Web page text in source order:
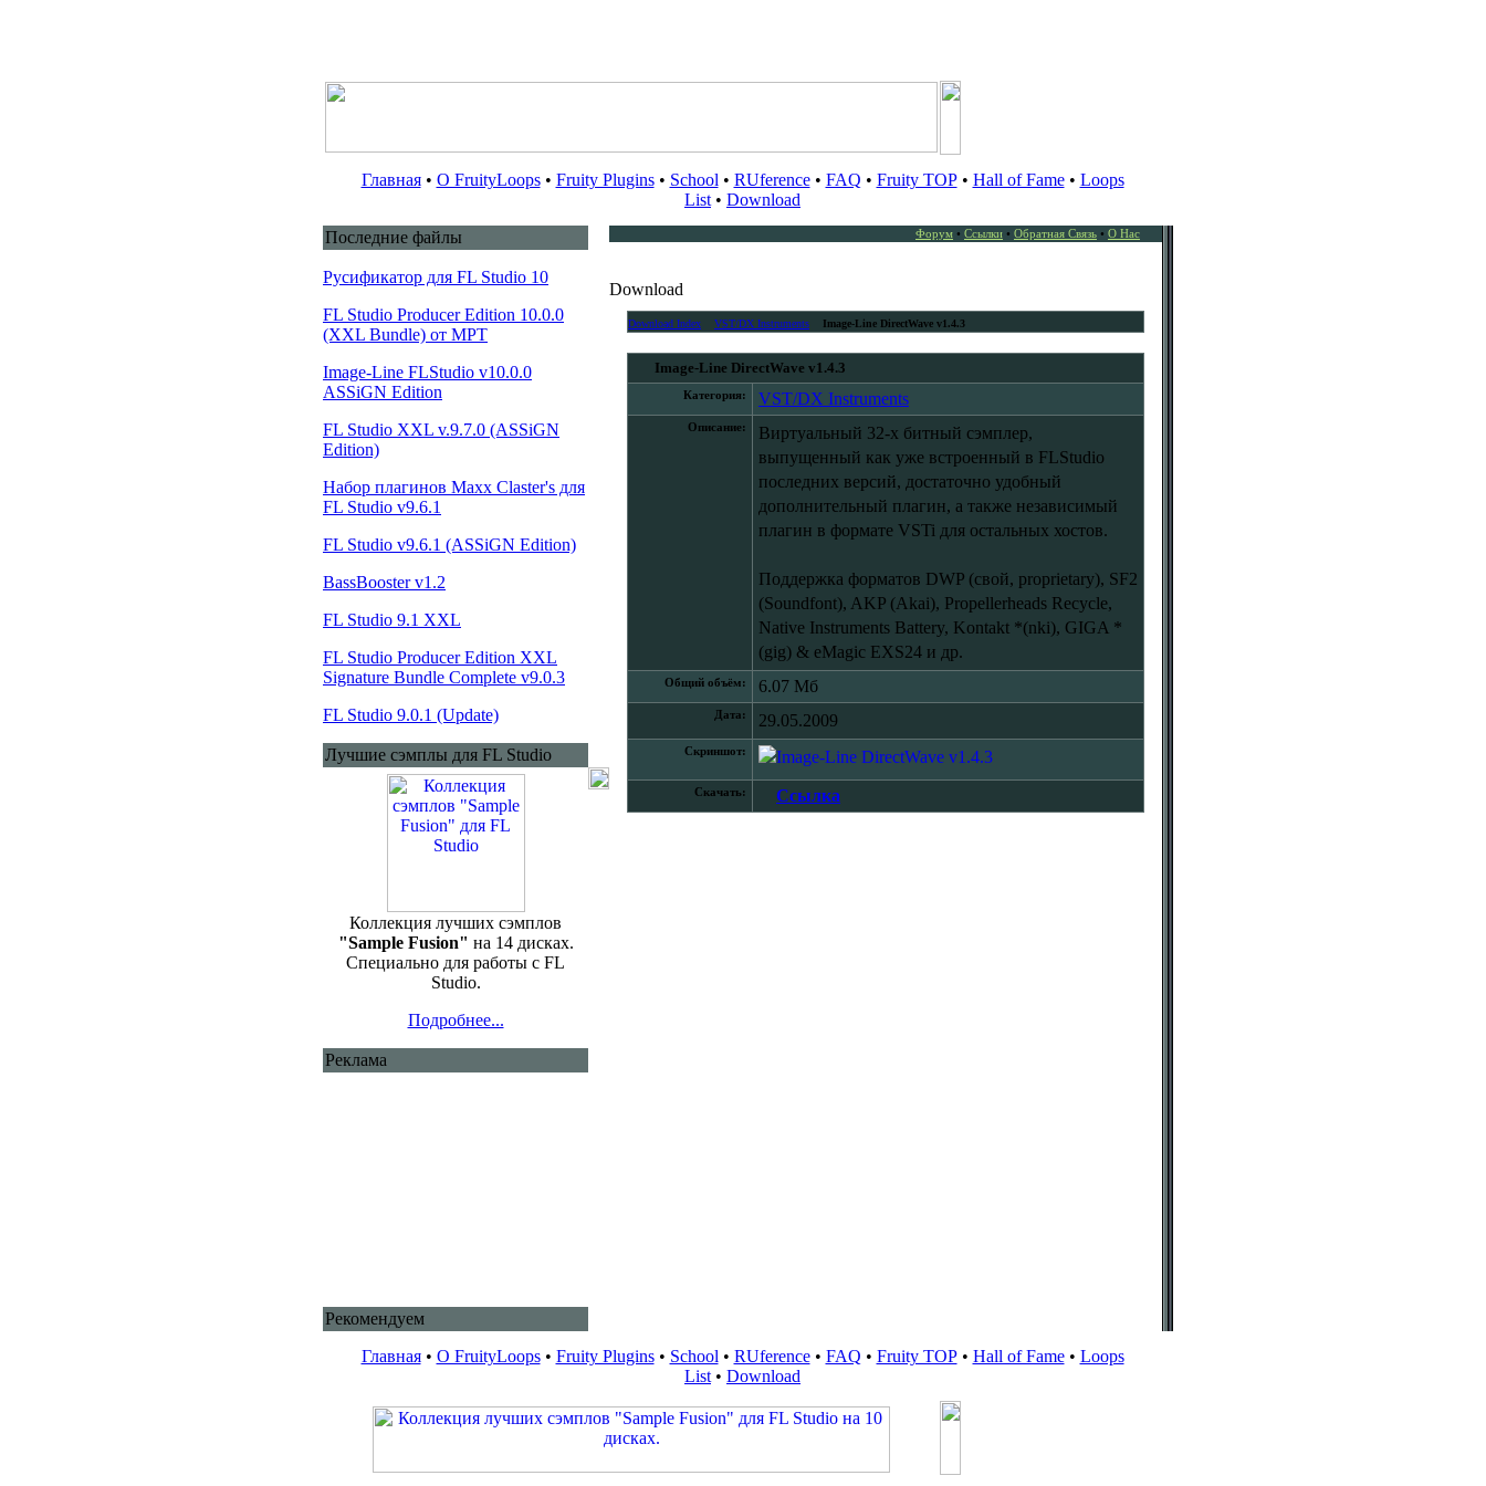
Главная• О FruityLoops• Fruity Plugins• School • RUference• FAQ • Fruity TOP• Hall of Fame• Loops
List • Download
Последние файлы
Русификатор для FL Studio 10
FL Studio Producer Edition 10.0.0
(XXL Bundle) от MPT
Image-Line FLStudio v10.0.0
ASSiGN Edition
FL Studio XXL v.9.7.0 (ASSiGN
Edition)
Набор плагинов Maxx Claster's для
FL Studio v9.6.1
FL Studio v9.6.1 (ASSiGN Edition)
BassBooster v1.2
FL Studio 9.1 XXL
FL Studio Producer Edition XXL
Signature Bundle Complete v9.0.3
FL Studio 9.0.1 (Update)
Лучшие сэмплы для FL Studio
Коллекция лучших сэмплов
"Sample Fusion" на 14 дисках.
Специально для работы с FL
Studio.
Подробнее...
Реклама
Рекомендуем
Форум • Ссылки • Обратная Связь • О Нас
Download
Download Index VST/DX Instruments Image-Line DirectWave v1.4.3
Image-Line DirectWave v1.4.3
Категория: VST/DX Instruments
Описание:
Виртуальный 32-х битный сэмплер,
выпущенный как уже встроенный в FLStudio
последних версий, достаточно удобный
дополнительный плагин, а также независимый
плагин в формате VSTi для остальных хостов.
Поддержка форматов DWP (свой, proprietary), SF2
(Soundfont), AKP (Akai), Propellerheads Recycle,
Native Instruments Battery, Kontakt *(nki), GIGA *
(gig) & eMagic EXS24 и др.
Общий объём: 6.07 Мб
Дата: 29.05.2009
Скриншот:
Скачать: Ссылка
Главная• О FruityLoops• Fruity Plugins• School • RUference• FAQ • Fruity TOP• Hall of Fame• Loops
List • Download